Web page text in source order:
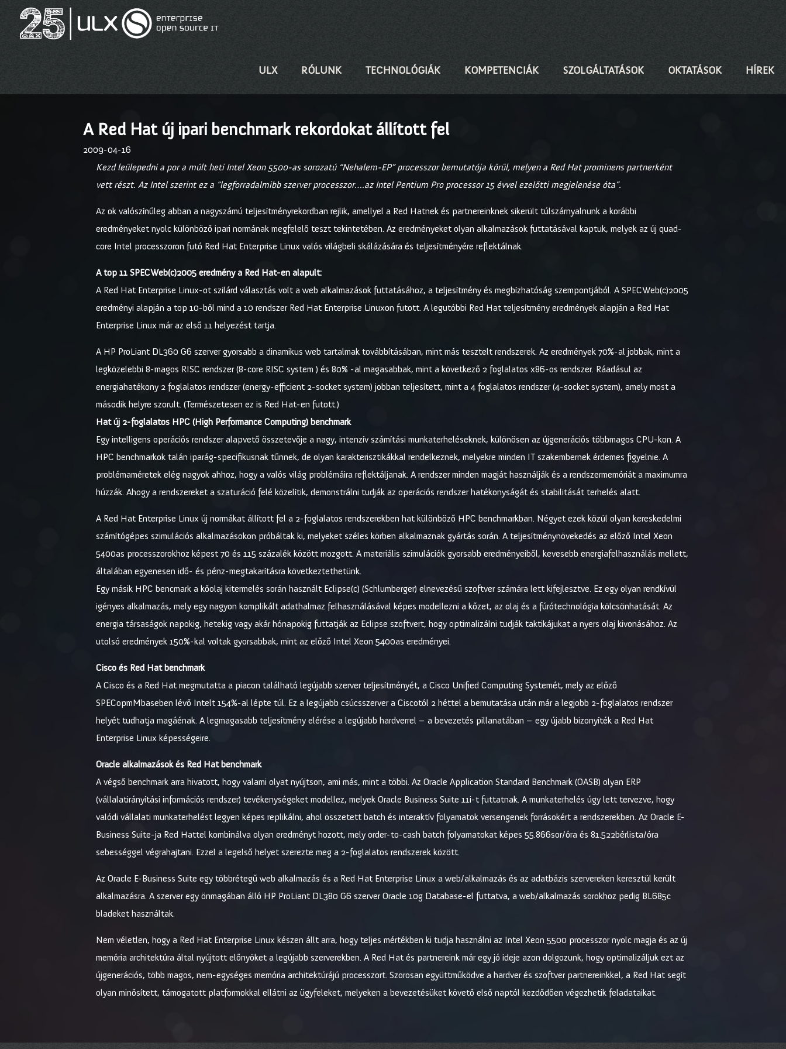
ULX RÓLUNK TECHNOLÓGIÁK KOMPETENCIÁK SZOLGÁLTATÁSOK OKTATÁSOK HÍREK
A Red Hat új ipari benchmark rekordokat állított fel
2009-04-16
Kezd leülepedni a por a múlt heti Intel Xeon 5500-as sorozatú “Nehalem-EP” processzor bemutatója körül, melyen a Red Hat prominens partnerként
vett részt. Az Intel szerint ez a “legforradalmibb szerver processzor….az Intel Pentium Pro processor 15 évvel ezelőtti megjelenése óta”.
Az ok valószínűleg abban a nagyszámú teljesítményrekordban rejlik, amellyel a Red Hatnek és partnereinknek sikerült túlszárnyalnunk a korábbi
eredményeket nyolc különböző ipari normának megfelelő teszt tekintetében. Az eredményeket olyan alkalmazások futtatásával kaptuk, melyek az új quad-
core Intel processzoron futó Red Hat Enterprise Linux valós világbeli skálázására és teljesítményére reflektálnak.
A top 11 SPECWeb(c)2005 eredmény a Red Hat-en alapult:
A Red Hat Enterprise Linux-ot szilárd választás volt a web alkalmazások futtatásához, a teljesítmény és megbízhatóság szempontjából. A SPECWeb(c)2005
eredményi alapján a top 10-ből mind a 10 rendszer Red Hat Enterprise Linuxon futott. A legutóbbi Red Hat teljesítmény eredmények alapján a Red Hat
Enterprise Linux már az első 11 helyezést tartja.
A HP ProLiant DL360 G6 szerver gyorsabb a dinamikus web tartalmak továbbításában, mint más tesztelt rendszerek. Az eredmények 70%-al jobbak, mint a
legközelebbi 8-magos RISC rendszer (8-core RISC system ) és 80% -al magasabbak, mint a következő 2 foglalatos x86-os rendszer. Ráadásul az
energiahatékony 2 foglalatos rendszer (energy-efficient 2-socket system) jobban teljesített, mint a 4 foglalatos rendszer (4-socket system), amely most a
második helyre szorult. (Természetesen ez is Red Hat-en futott.)
Hat új 2-foglalatos HPC (High Performance Computing) benchmark
Egy intelligens operációs rendszer alapvető összetevője a nagy, intenzív számítási munkaterheléseknek, különösen az újgenerációs többmagos CPU-kon. A
HPC benchmarkok talán iparág-specifikusnak tűnnek, de olyan karakterisztikákkal rendelkeznek, melyekre minden IT szakembernek érdemes figyelnie. A
problémaméretek elég nagyok ahhoz, hogy a valós világ problémáira reflektáljanak. A rendszer minden magját használják és a rendszermemóriát a maximumra
húzzák. Ahogy a rendszereket a szaturáció felé közelítik, demonstrálni tudják az operációs rendszer hatékonyságát és stabilitását terhelés alatt.
A Red Hat Enterprise Linux új normákat állított fel a 2-foglalatos rendszerekben hat különböző HPC benchmarkban. Négyet ezek közül olyan kereskedelmi
számítógépes szimulációs alkalmazásokon próbáltak ki, melyeket széles körben alkalmaznak gyártás során. A teljesítménynövekedés az előző Intel Xeon
5400as processzorokhoz képest 70 és 115 százalék között mozgott. A materiális szimulációk gyorsabb eredményeiből, kevesebb energiafelhasználás mellett,
általában egyenesen idő- és pénz-megtakarításra következtethetünk.
Egy másik HPC bencmark a kőolaj kitermelés során használt Eclipse(c) (Schlumberger) elnevezésű szoftver számára lett kifejlesztve. Ez egy olyan rendkívül
igényes alkalmazás, mely egy nagyon komplikált adathalmaz felhasználásával képes modellezni a kőzet, az olaj és a fúrótechnológia kölcsönhatását. Az
energia társaságok napokig, hetekig vagy akár hónapokig futtatják az Eclipse szoftvert, hogy optimalizálni tudják taktikájukat a nyers olaj kivonásához. Az
utolsó eredmények 150%-kal voltak gyorsabbak, mint az előző Intel Xeon 5400as eredményei.
Cisco és Red Hat benchmark
A Cisco és a Red Hat megmutatta a piacon található legújabb szerver teljesítményét, a Cisco Unified Computing Systemét, mely az előző
SPECopmMbaseben lévő Intelt 154%-al lépte túl. Ez a legújabb csúcsszerver a Ciscotól 2 héttel a bemutatása után már a legjobb 2-foglalatos rendszer
helyét tudhatja magáénak. A legmagasabb teljesítmény elérése a legújabb hardverrel – a bevezetés pillanatában – egy újabb bizonyíték a Red Hat
Enterprise Linux képességeire.
Oracle alkalmazások és Red Hat benchmark
A végső benchmark arra hivatott, hogy valami olyat nyújtson, ami más, mint a többi. Az Oracle Application Standard Benchmark (OASB) olyan ERP
(vállalatirányítási információs rendszer) tevékenységeket modellez, melyek Oracle Business Suite 11i-t futtatnak. A munkaterhelés úgy lett tervezve, hogy
valódi vállalati munkaterhelést legyen képes replikálni, ahol összetett batch és interaktív folyamatok versengenek forrásokért a rendszerekben. Az Oracle E-
Business Suite-ja Red Hattel kombinálva olyan eredményt hozott, mely order-to-cash batch folyamatokat képes 55.866sor/óra és 81.522bérlista/óra
sebességgel végrahajtani. Ezzel a legelső helyet szerezte meg a 2-foglalatos rendszerek között.
Az Oracle E-Business Suite egy többrétegű web alkalmazás és a Red Hat Enterprise Linux a web/alkalmazás és az adatbázis szervereken keresztül került
alkalmazásra. A szerver egy önmagában álló HP ProLiant DL380 G6 szerver Oracle 10g Database-el futtatva, a web/alkalmazás sorokhoz pedig BL685c
bladeket használtak.
Nem véletlen, hogy a Red Hat Enterprise Linux készen állt arra, hogy teljes mértékben ki tudja használni az Intel Xeon 5500 processzor nyolc magja és az új
memória architektúra által nyújtott előnyöket a legújabb szerverekben. A Red Hat és partnereink már egy jó ideje azon dolgozunk, hogy optimalizáljuk ezt az
újgenerációs, több magos, nem-egységes memória architektúrájú processzort. Szorosan együttműködve a hardver és szoftver partnereinkkel, a Red Hat segít
olyan minősített, támogatott platformokkal ellátni az ügyfeleket, melyeken a bevezetésüket követő első naptól kezdődően végezhetik feladataikat.